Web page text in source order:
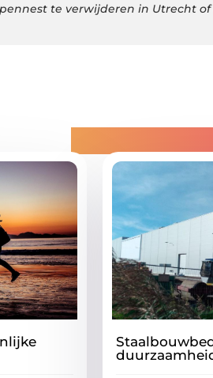
te verwijderen in Utrecht